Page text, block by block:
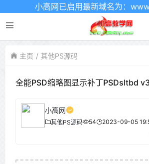
小高网已启用最新域名为：
主页 其他PS源码
全能PSD缩略图显示补丁PSDsltbd
小高网
其他PS源码 54 2023-09-05